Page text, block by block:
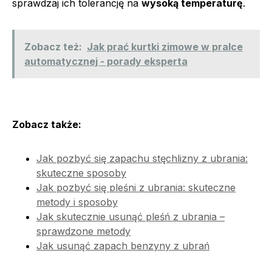
sprawdzaj ich tolerancję na wysoką temperaturę.
Zobacz też: Jak prać kurtki zimowe w pralce
automatycznej - porady eksperta
Zobacz także:
Jak pozbyć się zapachu stęchlizny z ubrania:
skuteczne sposoby
Jak pozbyć się pleśni z ubrania: skuteczne
metody i sposoby
Jak skutecznie usunąć pleśń z ubrania –
sprawdzone metody
Jak usunąć zapach benzyny z ubrań